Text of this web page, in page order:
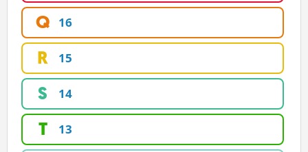
Q 16
R 15
S 14
T 13